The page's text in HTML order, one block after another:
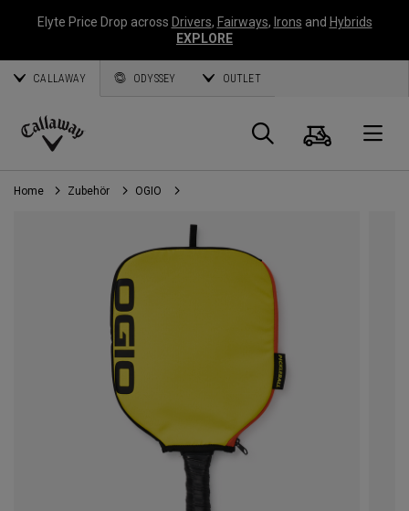
Elyte Price Drop across Drivers, Fairways, Irons and Hybrids
EXPLORE
CALLAWAY ODYSSEY OUTLET
Callaway
Golf
Suche
Home Zubehör OGIO